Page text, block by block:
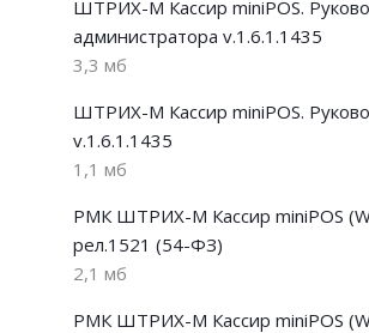
ШТРИХ-М Кассир miniPOS.
администратора v.1.6.1.1435
3,3 мб
ШТРИХ-М Кассир miniPOS.
v.1.6.1.1435
1,1 мб
РМК ШТРИХ-М Кассир miniPOS
рел.1521 (54-ФЗ)
2,1 мб
РМК ШТРИХ-М Кассир miniPOS